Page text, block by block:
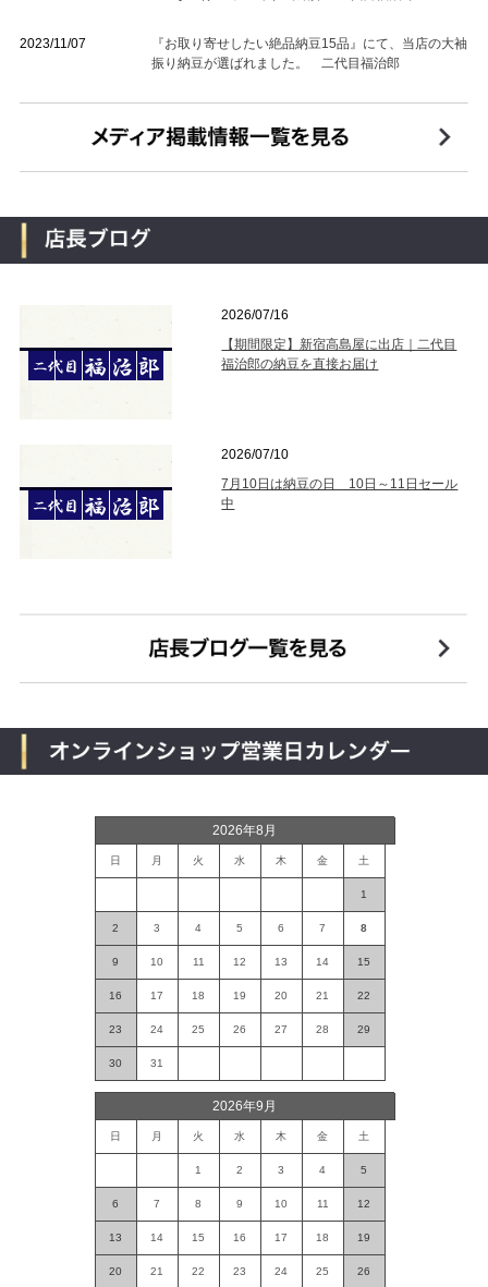
2023/11/07
『お取り寄せしたい絶品納豆15品』にて、当店の大袖
振り納豆が選ばれました。 二代目福治郎
2026/07/16
【期間限定】新宿高島屋に出店｜二代目
福治郎の納豆を直接お届け
2026/07/10
7月10日は納豆の日 10日～11日セール
中
2026年8月
日 月 火 水 木 金 土
1
2 3 4 5 6 7 8
9 10 11 12 13 14 15
16 17 18 19 20 21 22
23 24 25 26 27 28 29
30 31
2026年9月
日 月 火 水 木 金 土
1 2 3 4 5
6 7 8 9 10 11 12
13 14 15 16 17 18 19
20 21 22 23 24 25 26